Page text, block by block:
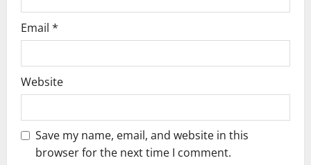
Email *
Website
Save my name, email, and website in this
browser for the next time I comment.